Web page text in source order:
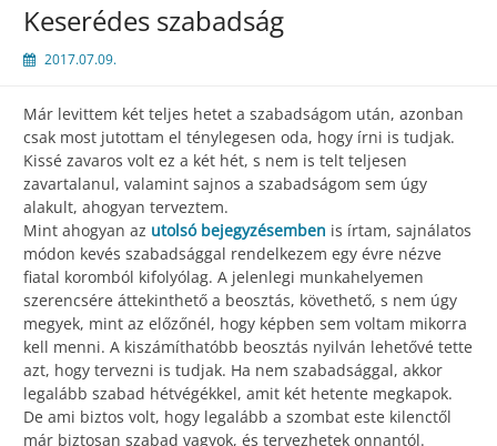
Keserédes szabadság
2017.07.09.
Már levittem két teljes hetet a szabadságom után, azonban
csak most jutottam el ténylegesen oda, hogy írni is tudjak.
Kissé zavaros volt ez a két hét, s nem is telt teljesen
zavartalanul, valamint sajnos a szabadságom sem úgy
alakult, ahogyan terveztem.
Mint ahogyan az utolsó bejegyzésemben is írtam, sajnálatos
módon kevés szabadsággal rendelkezem egy évre nézve
fiatal koromból kifolyólag. A jelenlegi munkahelyemen
szerencsére áttekinthető a beosztás, követhető, s nem úgy
megyek, mint az előzőnél, hogy képben sem voltam mikorra
kell menni. A kiszámíthatóbb beosztás nyilván lehetővé tette
azt, hogy tervezni is tudjak. Ha nem szabadsággal, akkor
legalább szabad hétvégékkel, amit két hetente megkapok.
De ami biztos volt, hogy legalább a szombat este kilenctől
már biztosan szabad vagyok, és tervezhetek onnantól.